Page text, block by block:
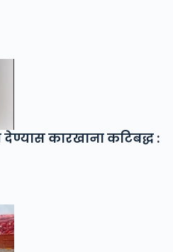
कारखाना कटिबद्ध :